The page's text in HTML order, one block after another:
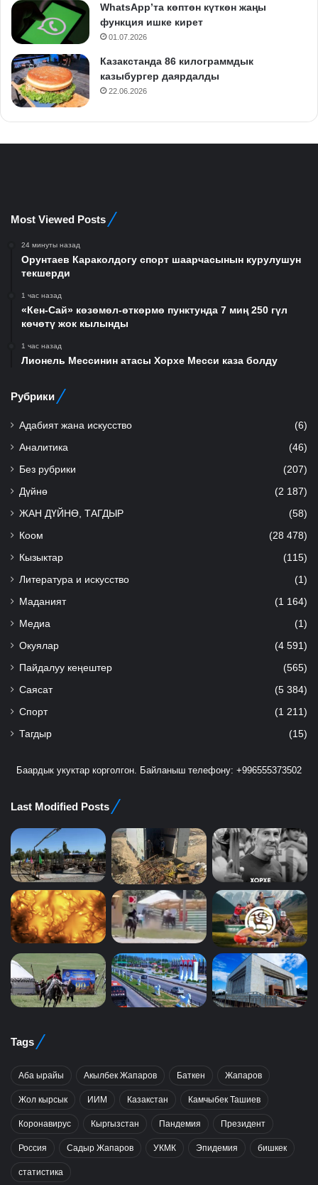
WhatsApp’та көптөн күткөн жаңы
функция ишке кирет
01.07.2026
Казакстанда 86 килограммдык
казыбургер даярдалды
22.06.2026
Most Viewed Posts
24 минуты назад
Орунтаев Караколдогу спорт шаарчасынын курулушун
текшерди
1 час назад
«Кен-Сай» көзөмөл-өткөрмө пунктунда 7 миң 250 гүл
көчөтү жок кылынды
1 час назад
Лионель Мессинин атасы Хорхе Месси каза болду
Рубрики
Адабият жана искусство (6)
Аналитика (46)
Без рубрики (207)
Дүйнө (2 187)
ЖАН ДҮЙНӨ, ТАГДЫР (58)
Коом (28 478)
Кызыктар (115)
Литература и искусство (1)
Маданият (1 164)
Медиа (1)
Окуялар (4 591)
Пайдалуу кеңештер (565)
Саясат (5 384)
Спорт (1 211)
Тагдыр (15)
Баардык укуктар корголгон. Байланыш телефону: +996555373502
Last Modified Posts
Tags
Аба ырайы Акылбек Жапаров Баткен Жапаров
Жол кырсык ИИМ Казакстан Камчыбек Ташиев
Коронавирус Кыргызстан Пандемия Президент
Россия Садыр Жапаров УКМК Эпидемия бишкек
статистика